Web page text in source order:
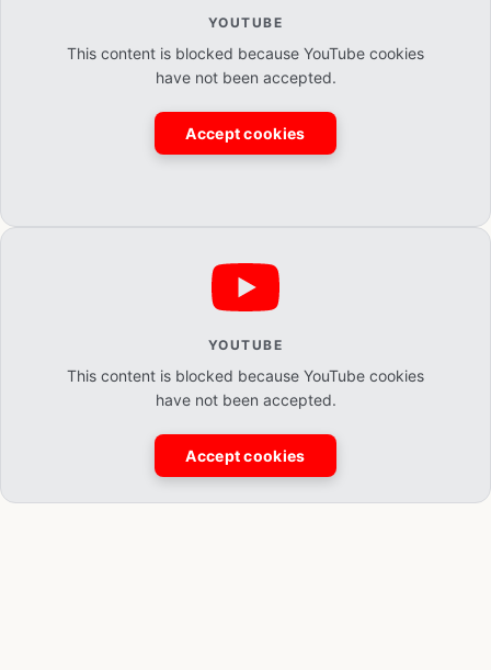
YOUTUBE
This content is blocked because YouTube cookies
have not been accepted.
Accept cookies
YOUTUBE
This content is blocked because YouTube cookies
have not been accepted.
Accept cookies